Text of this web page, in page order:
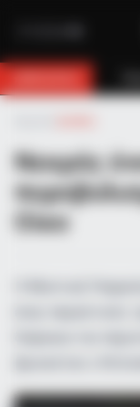
Νεκρός
Οίκο